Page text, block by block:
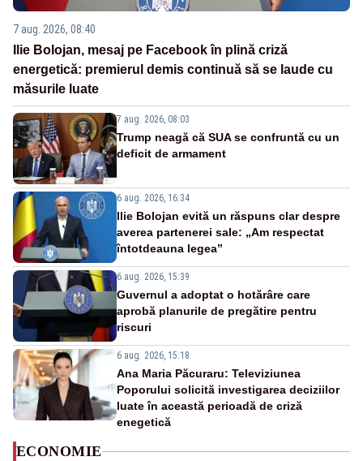
7 aug. 2026, 08:40
Ilie Bolojan, mesaj pe Facebook în plină criză
energetică: premierul demis continuă să se laude cu
măsurile luate
7 aug. 2026, 08:03
Trump neagă că SUA se confruntă cu un
deficit de armament
6 aug. 2026, 16:34
Ilie Bolojan evită un răspuns clar despre
averea partenerei sale: „Am respectat
întotdeauna legea”
6 aug. 2026, 15:39
Guvernul a adoptat o hotărâre care
aprobă planurile de pregătire pentru
riscuri
6 aug. 2026, 15:18
Ana Maria Păcuraru: Televiziunea
Poporului solicită investigarea deciziilor
luate în această perioadă de criză
enegetică
ECONOMIE